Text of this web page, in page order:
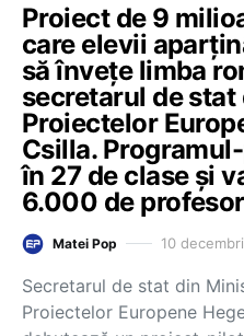
Proiect de 9
care elevii
să învețe limba
secretarul de
Proiectelor
Csilla.
în 27 de clase și
6.000 de
Matei Pop 10
Secretarul de stat din
Proiectelor Europene